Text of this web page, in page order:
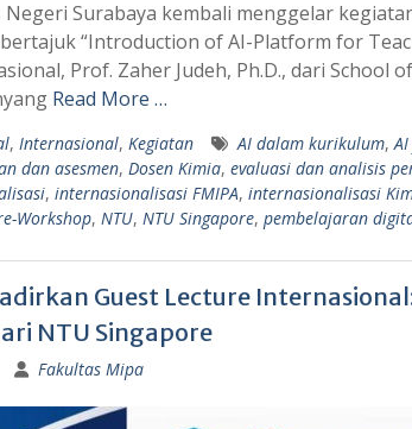
Negeri Surabaya kembali menggelar
“Introduction of AI-Platform for
Prof. Zaher Judeh, Ph.D., dari School
Read More …
, Internasional, Kegiatan AI dalam kurikulum,
dan asesmen, Dosen Kimia, evaluasi dan analisis
, internasionalisasi FMIPA, internasionalisasi
Workshop, NTU, NTU Singapore, pembelajaran
Guest Lecture
NTU Singapore
Fakultas Mipa